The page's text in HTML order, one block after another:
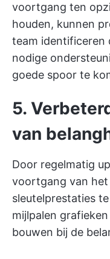
voortgang ten
houden, kunnen
team identificeren
nodige
goede spoor te
5.
van
Door regelmatig
voortgang van
sleutelprestaties
mijlpalen
bouwen bij de